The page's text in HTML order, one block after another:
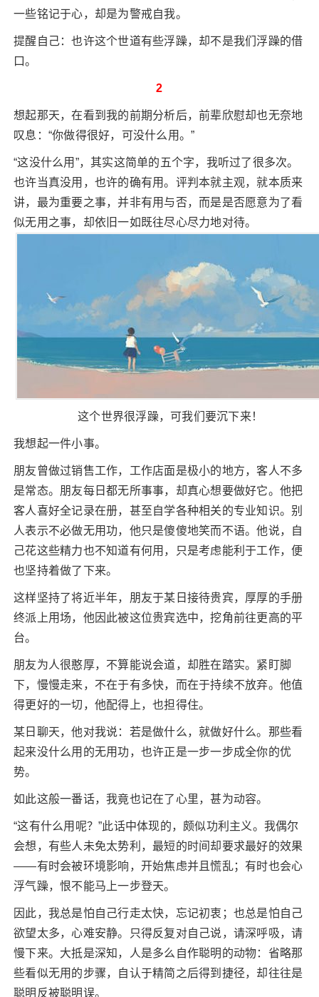
一些铭记于心，却是为警戒自我。
提醒自己：也许这个世道有些浮躁，却不是我们浮躁的借
口。
2
想起那天，在看到我的前期分析后，前辈欣慰却也无奈地
叹息：“你做得很好，可没什么用。”
“这没什么用”，其实这简单的五个字，我听过了很多次。
也许当真没用，也许的确有用。评判本就主观，就本质来
讲，最为重要之事，并非有用与否，而是是否愿意为了看
似无用之事，却依旧一如既往尽心尽力地对待。
这个世界很浮躁，可我们要沉下来！
我想起一件小事。
朋友曾做过销售工作，工作店面是极小的地方，客人不多
是常态。朋友每日都无所事事，却真心想要做好它。他把
客人喜好全记录在册，甚至自学各种相关的专业知识。别
人表示不必做无用功，他只是傻傻地笑而不语。他说，自
己花这些精力也不知道有何用，只是考虑能利于工作，便
也坚持着做了下来。
这样坚持了将近半年，朋友于某日接待贵宾，厚厚的手册
终派上用场，他因此被这位贵宾选中，挖角前往更高的平
台。
朋友为人很憨厚，不算能说会道，却胜在踏实。紧盯脚
下，慢慢走来，不在于有多快，而在于持续不放弃。他值
得更好的一切，他配得上，也担得住。
某日聊天，他对我说：若是做什么，就做好什么。那些看
起来没什么用的无用功，也许正是一步一步成全你的优
势。
如此这般一番话，我竟也记在了心里，甚为动容。
“这有什么用呢？”此话中体现的，颇似功利主义。我偶尔
会想，有些人未免太势利，最短的时间却要求最好的效果
——有时会被环境影响，开始焦虑并且慌乱；有时也会心
浮气躁，恨不能马上一步登天。
因此，我总是怕自己行走太快，忘记初衷；也总是怕自己
欲望太多，心难安静。只得反复对自己说，请深呼吸，请
慢下来。大抵是深知，人是多么自作聪明的动物：省略那
些看似无用的步骤，自认于精简之后得到捷径，却往往是
聪明反被聪明误。